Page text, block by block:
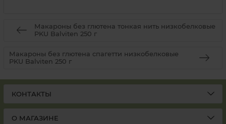
Макароны без глютена тонкая нить низкобелковые
PKU Balviten 250 г
Макароны без глютена спагетти низкобелковые
PKU Balviten 250 г
КОНТАКТЫ
О МАГАЗИНЕ